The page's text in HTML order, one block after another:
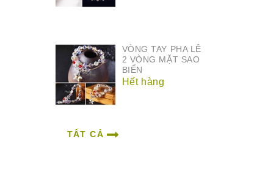
VÒNG TAY PHA LÊ
2 VÒNG MẶT SAO
BIỂN
Hết hàng
TẤT CẢ